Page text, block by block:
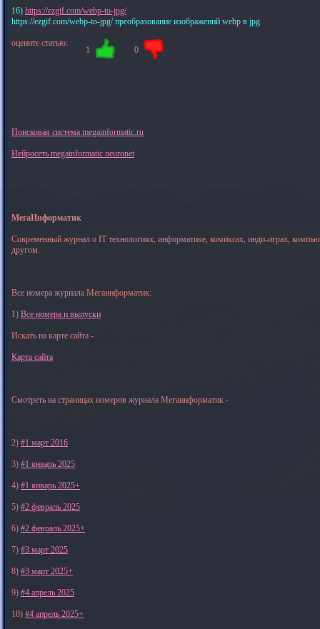
16) https://ezgif.com/webp-to-jpg/
https://ezgif.com/webp-to-jpg/ преобразование изображений webp в jpg
оцените статью:
1 0
Поисковая система megainformatic.ru
Нейросеть megainformatic neuronet
МегаИнформатик
Современный журнал о IT технологиях, информатике, комиксах, инди-играх,
другом.
Все номера журнала Мегаинформатик:
1) Все номера и выпуски
Искать на карте сайта -
Карта сайта
Смотреть на страницах номеров журнала Мегаинформатик -
2) #1 март 2016
3) #1 январь 2025
4) #1 январь 2025+
5) #2 февраль 2025
6) #2 февраль 2025+
7) #3 март 2025
8) #3 март 2025+
9) #4 апрель 2025
10) #4 апрель 2025+